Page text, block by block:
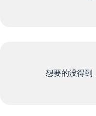
想要的没得到